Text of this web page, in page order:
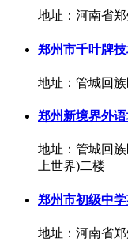
地址：河南省
郑州市千叶牌
地址：管城回
郑州新境界外
地址：管城回
上世界)二楼
郑州市初级中
地址：河南省